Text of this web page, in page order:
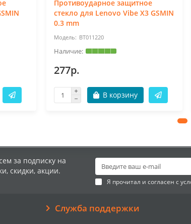
Противоударное защитное
стекло для Lenovo Vibe X3 GSMIN
0.3 mm
BT011220
277р.
В корзину
за подписку на
скидки, акции.
Я прочитал и согласен с
Служба поддержки